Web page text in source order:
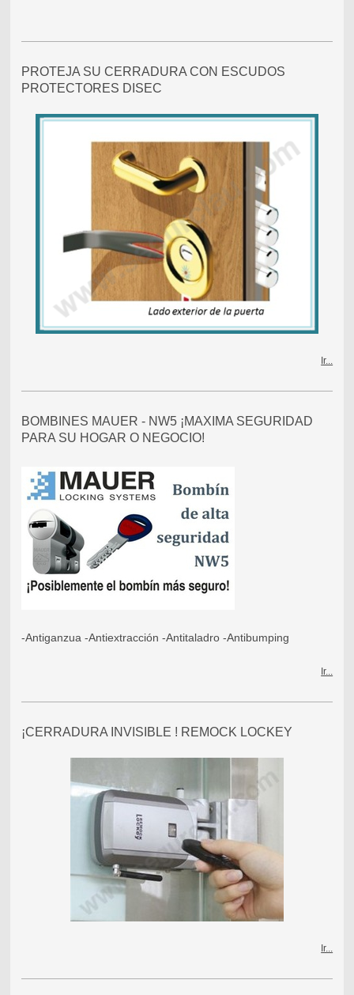
PROTEJA SU CERRADURA CON ESCUDOS
PROTECTORES DISEC
Ir...
BOMBINES MAUER - NW5 ¡MAXIMA SEGURIDAD
PARA SU HOGAR O NEGOCIO!
-Antiganzua -Antiextracción -Antitaladro -Antibumping
Ir...
¡CERRADURA INVISIBLE ! REMOCK LOCKEY
Ir...